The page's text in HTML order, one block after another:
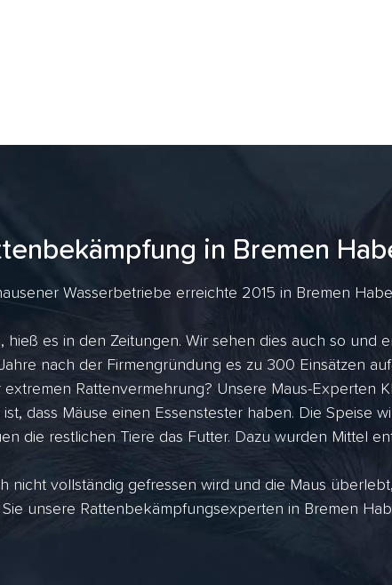
in Bremen
Wasserbetriebe erreichte 2015 in Bremen
hieß es in den Zeitungen. Wir sehen dies auch so und
nach der Firmengründung es zu 300 Einsätzen
Rattenvermehrung? Unsere Maus-Experten
dass Mäuse einen Essenstester haben. Die Speise
die restlichen Tiere das Futter. Dazu wurden Mittel
nicht vollständig gefressen wird und die Maus
unsere Rattenbekämpfungsexperten in Bremen